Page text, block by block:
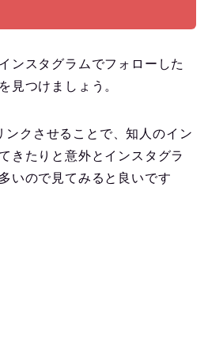
ンスタグラムでフォローした
見つけましょう。
クさせることで、知人のイン
きたりと意外とインスタグラ
いので見てみると良いです